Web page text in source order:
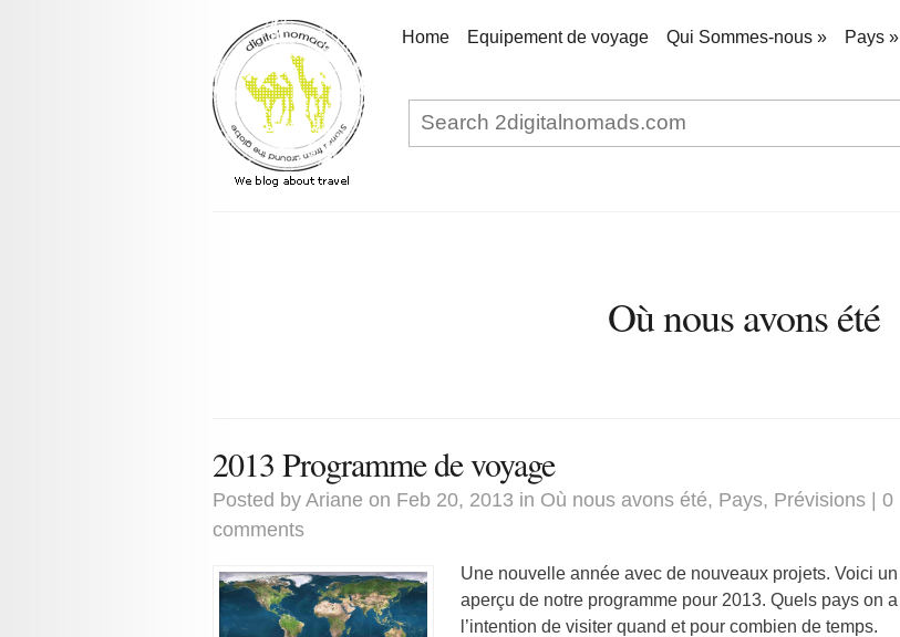
Home Equipement de voyage Qui Sommes-nous » Pays »
Où nous avons été
2013 Programme de voyage
Posted by Ariane on Feb 20, 2013 in Où nous avons été, Pays, Prévisions
0
comments
Une nouvelle année avec de nouveaux projets. Voici un
aperçu de notre programme pour 2013. Quels pays on a
l’intention de visiter quand et pour combien de temps.